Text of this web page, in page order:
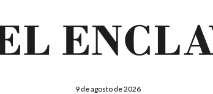
9 de agosto de 2026